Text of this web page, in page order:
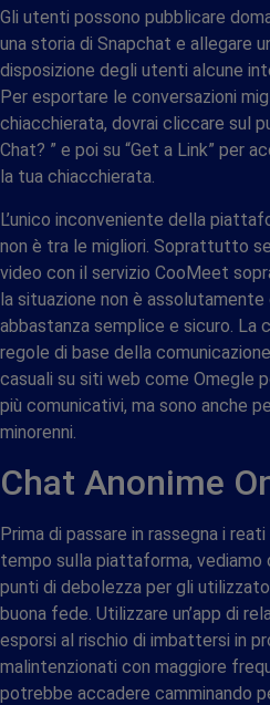
Gli utenti possono pubblicare
una storia di Snapchat e allegare
disposizione degli utenti alcune
Per esportare le conversazioni
chiacchierata, dovrai cliccare sul
Chat? ” e poi su “Get a Link” per
la tua chiacchierata.
L’unico inconveniente della
non è tra le migliori. Soprattutto
video con il servizio CooMeet
la situazione non è
abbastanza semplice e sicuro. La
regole di base della
casuali su siti web come Omegle
più comunicativi, ma sono anche
minorenni.
Chat Anonime
Prima di passare in rassegna i
tempo sulla piattaforma, vediamo
punti di debolezza per gli
buona fede. Utilizzare un’app di
esporsi al rischio di imbattersi in
malintenzionati con maggiore
potrebbe accadere camminando